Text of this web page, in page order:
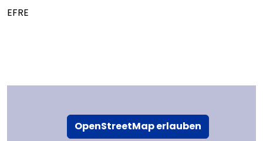
OpenStreetMap erlauben
EFRE